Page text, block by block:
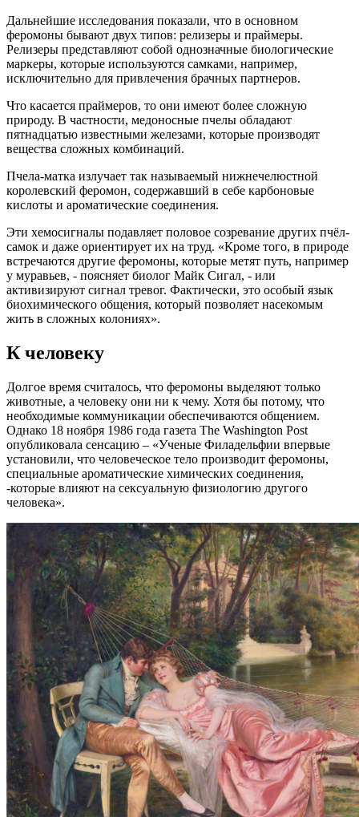
Дальнейшие исследования показали, что в основном
феромоны бывают двух типов: релизеры и праймеры.
Релизеры представляют собой однозначные биологические
маркеры, которые используются самками, например,
исключительно для привлечения брачных партнеров.
Что касается праймеров, то они имеют более сложную
природу. В частности, медоносные пчелы обладают
пятнадцатью известными железами, которые производят
вещества сложных комбинаций.
Пчела-матка излучает так называемый нижнечелюстной
королевский феромон, содержавший в себе карбоновые
кислоты и ароматические соединения.
Эти хемосигналы подавляет половое созревание других пчёл-
самок и даже ориентирует их на труд. «Кроме того, в природе
встречаются другие феромоны, которые метят путь, например
у муравьев, - поясняет биолог Майк Сигал, - или
активизируют сигнал тревог. Фактически, это особый язык
биохимического общения, который позволяет насекомым
жить в сложных колониях».
К человеку
Долгое время считалось, что феромоны выделяют только
животные, а человеку они ни к чему. Хотя бы потому, что
необходимые коммуникации обеспечиваются общением.
Однако 18 ноября 1986 года газета The Washington Post
опубликовала сенсацию – «Ученые Филадельфии впервые
установили, что человеческое тело производит феромоны,
специальные ароматические химических соединения,
-которые влияют на сексуальную физиологию другого
человека».